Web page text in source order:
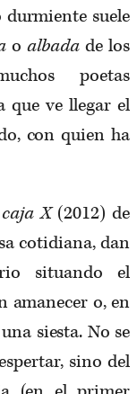
suele
oalbadade los
poetas
que ve llegar el
con quien ha
X(2012) de
cotidiana, dan
situando el
amanecer o, en
siesta. No se
sino del